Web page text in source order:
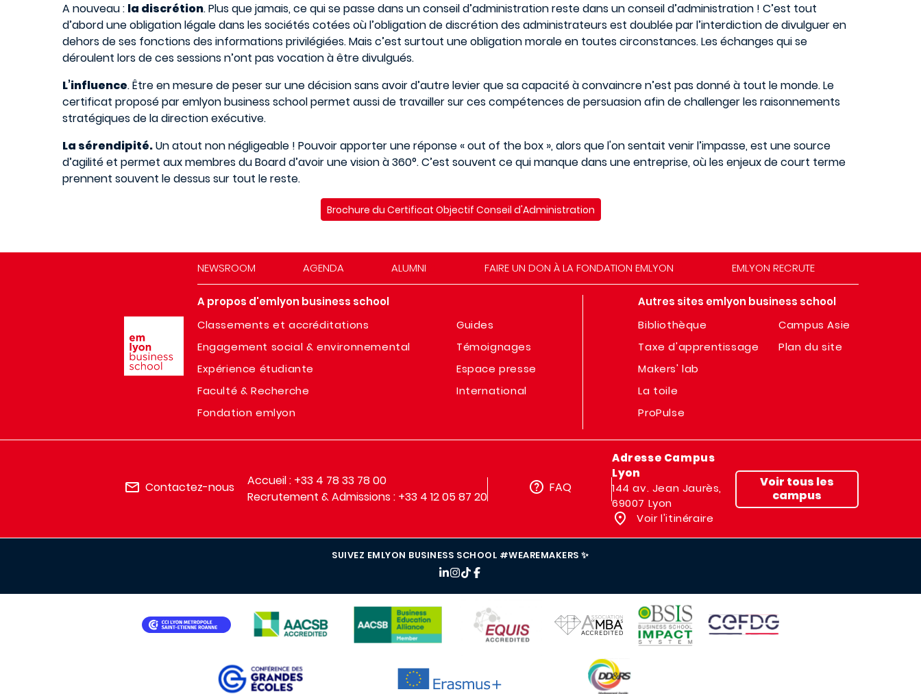
A nouveau : la discrétion. Plus que jamais, ce qui se passe dans un conseil d’administration reste dans un conseil d’administration ! C’est tout
d’abord une obligation légale dans les sociétés cotées où l’obligation de discrétion des administrateurs est doublée par l’interdiction de divulguer en
dehors de ses fonctions des informations privilégiées. Mais c’est surtout une obligation morale en toutes circonstances. Les échanges qui se
déroulent lors de ces sessions n’ont pas vocation à être divulgués.
L’influence. Être en mesure de peser sur une décision sans avoir d’autre levier que sa capacité à convaincre n’est pas donné à tout le monde. Le
certificat proposé par emlyon business school permet aussi de travailler sur ces compétences de persuasion afin de challenger les raisonnements
stratégiques de la direction exécutive.
La sérendipité.Un atout non négligeable ! Pouvoir apporter une réponse « out of the box », alors que l'on sentait venir l’impasse, est une source
d’agilité et permet aux membres du Board d’avoir une vision à 360°. C’est souvent ce qui manque dans une entreprise, où les enjeux de court terme
prennent souvent le dessus sur tout le reste.
Brochure du Certificat Objectif Conseil d'Administration
NEWSROOM AGENDA ALUMNI FAIRE UN DON À LA FONDATION EMLYON EMLYON RECRUTE
A propos d'emlyon business school
Classements et accréditations
Engagement social & environnemental
Expérience étudiante
Faculté & Recherche
Fondation emlyon
Guides
Témoignages
Espace presse
International
Autres sites emlyon business school
Bibliothèque
Taxe d'apprentissage
Makers' lab
La toile
ProPulse
Campus Asie
Plan du site
Contactez-nous
Accueil : +33 4 78 33 78 00
Recrutement & Admissions : +33 4 12 05 87 20
FAQ
Adresse Campus
Lyon
144 av. Jean Jaurès,
69007 Lyon
Voir l'itinéraire
Voir tous les
campus
SUIVEZ EMLYON BUSINESS SCHOOL #WEAREMAKERS ✨
IMAGE
IMAGE
IMAGE
IMAGE
IMAGE IMAGE IMAGE